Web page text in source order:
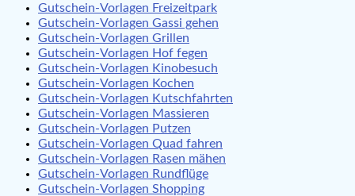
Gutschein-Vorlagen Freizeitpark
Gutschein-Vorlagen Gassi gehen
Gutschein-Vorlagen Grillen
Gutschein-Vorlagen Hof fegen
Gutschein-Vorlagen Kinobesuch
Gutschein-Vorlagen Kochen
Gutschein-Vorlagen Kutschfahrten
Gutschein-Vorlagen Massieren
Gutschein-Vorlagen Putzen
Gutschein-Vorlagen Quad fahren
Gutschein-Vorlagen Rasen mähen
Gutschein-Vorlagen Rundflüge
Gutschein-Vorlagen Shopping